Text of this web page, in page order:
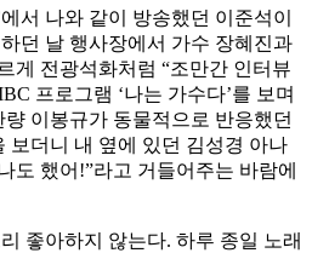
서 나와 같이 방송했던 이준석이
던 날 행사장에서 가수 장혜진과
게 전광석화처럼 “조만간 인터뷰
프로그램 ‘나는 가수다’를 보며
이봉규가 동물적으로 반응했던
보더니 내 옆에 있던 김성경 아나
도 했어!”라고 거들어주는 바람에
좋아하지 않는다. 하루 종일 노래